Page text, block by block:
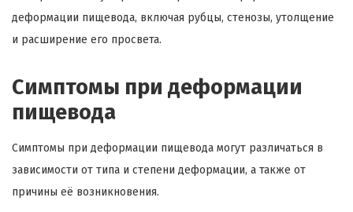
деформации пищевода, включая рубцы, стенозы, утолщение
и расширение его просвета.
Симптомы при деформации
пищевода
Симптомы при деформации пищевода могут различаться в
зависимости от типа и степени деформации, а также от
причины её возникновения.